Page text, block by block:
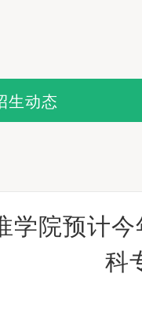
生动态
学院预计
科